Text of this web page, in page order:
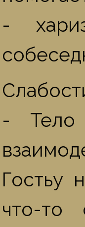
-
- Тело
Гостьу
что-то